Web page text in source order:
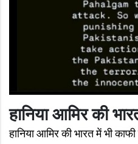
हानिया आमिर की
हानिया आमिर की भारत में भी